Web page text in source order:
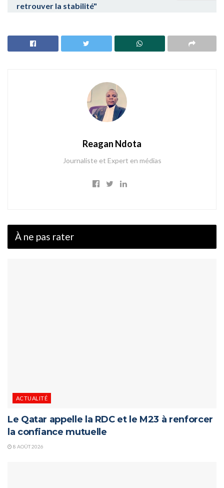
retrouver la stabilité"
Reagan Ndota
Journaliste et Expert en médias
À ne pas rater
ACTUALITÉ
Le Qatar appelle la RDC et le M23 à renforcer
la confiance mutuelle
8 AOÛT 2026